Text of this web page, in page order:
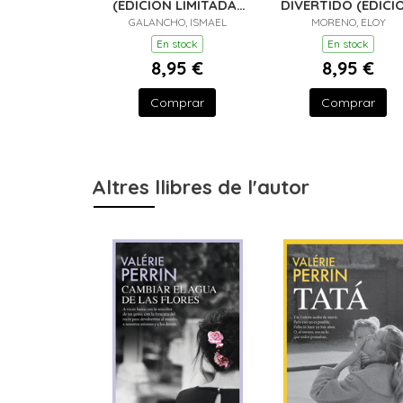
(EDICIÓN LIMITADA ·
VERANO)
GALANCHO, ISMAEL
En stock
8,95 €
Comprar
DIVERTIDO
LIMITADA ·
MORENO, ELOY
En stock
8,95 €
Comprar
Altres llibres de l'autor